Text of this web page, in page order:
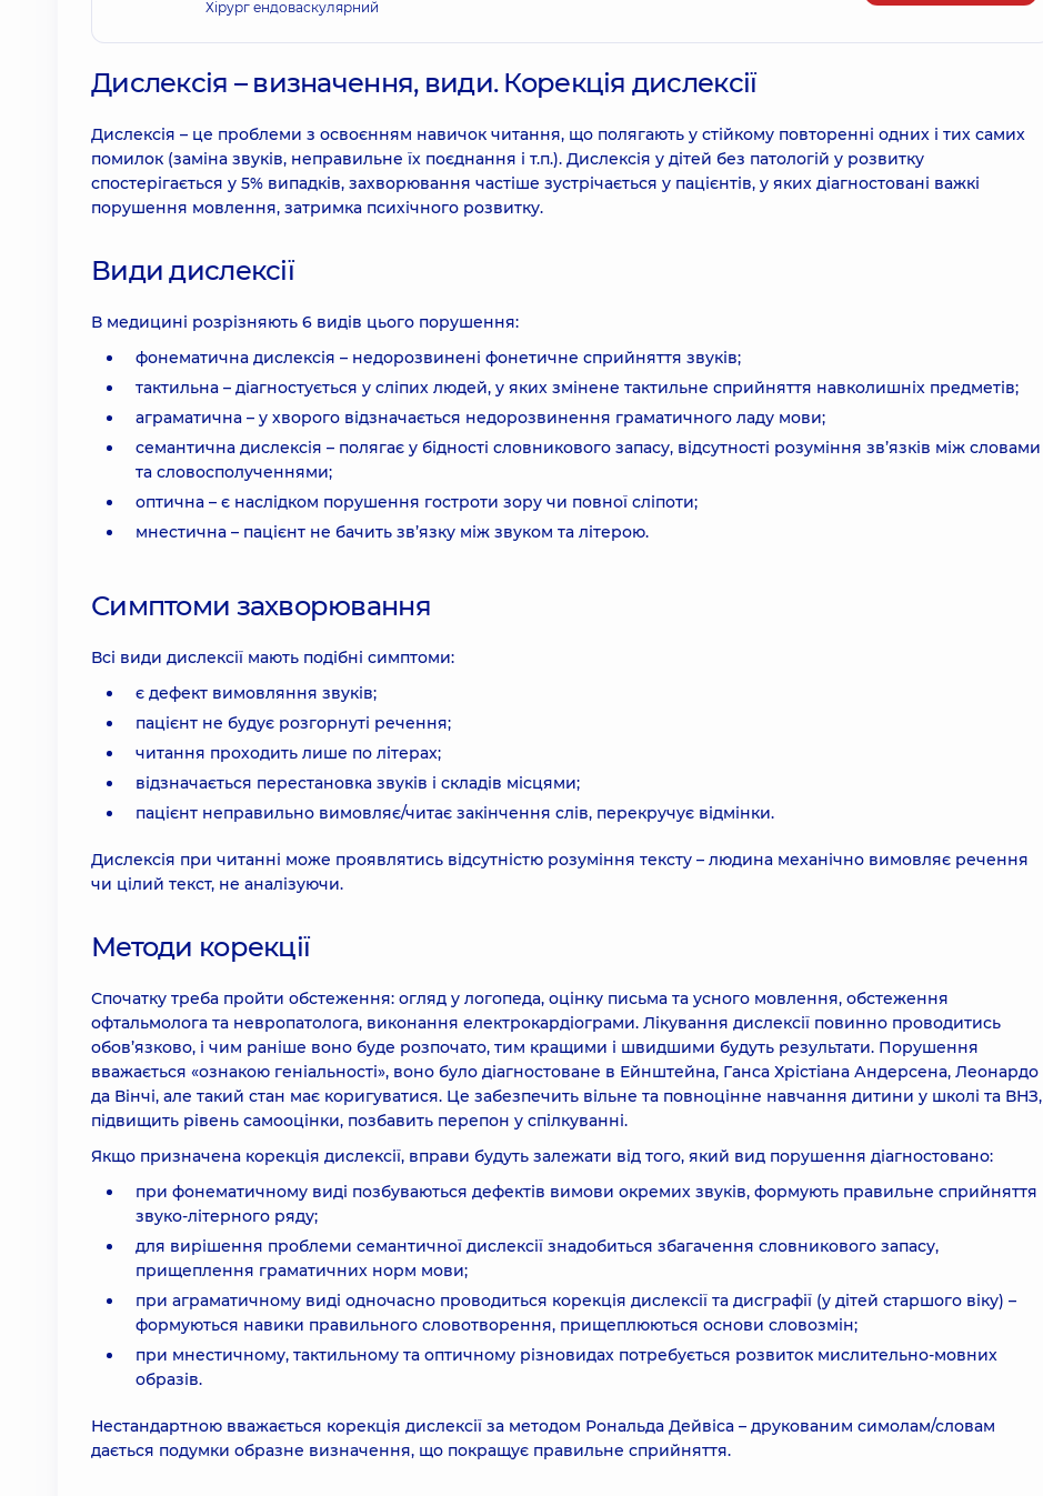
Хірург ендоваскулярний
Дислексія – визначення, види. Корекція дислексії
Дислексія – це проблеми з освоєнням навичок читання, що полягають у стійкому повторенні одних і тих самих
помилок (заміна звуків, неправильне їх поєднання і т.п.). Дислексія у дітей без патологій у розвитку
спостерігається у 5% випадків, захворювання частіше зустрічається у пацієнтів, у яких діагностовані важкі
порушення мовлення, затримка психічного розвитку.
Види дислексії
В медицині розрізняють 6 видів цього порушення:
фонематична дислексія – недорозвинені фонетичне сприйняття звуків;
тактильна – діагностується у сліпих людей, у яких змінене тактильне сприйняття навколишніх предметів;
аграматична – у хворого відзначається недорозвинення граматичного ладу мови;
семантична дислексія – полягає у бідності словникового запасу, відсутності розуміння зв’язків між словами
та словосполученнями;
оптична – є наслідком порушення гостроти зору чи повної сліпоти;
мнестична – пацієнт не бачить зв’язку між звуком та літерою.
Симптоми захворювання
Всі види дислексії мають подібні симптоми:
є дефект вимовляння звуків;
пацієнт не будує розгорнуті речення;
читання проходить лише по літерах;
відзначається перестановка звуків і складів місцями;
пацієнт неправильно вимовляє/читає закінчення слів, перекручує відмінки.
Дислексія при читанні може проявлятись відсутністю розуміння тексту – людина механічно вимовляє речення
чи цілий текст, не аналізуючи.
Методи корекції
Спочатку треба пройти обстеження: огляд у логопеда, оцінку письма та усного мовлення, обстеження
офтальмолога та невропатолога, виконання електрокардіограми. Лікування дислексії повинно проводитись
обов’язково, і чим раніше воно буде розпочато, тим кращими і швидшими будуть результати. Порушення
вважається «ознакою геніальності», воно було діагностоване в Ейнштейна, Ганса Хрістіана Андерсена, Леонардо
да Вінчі, але такий стан має коригуватися. Це забезпечить вільне та повноцінне навчання дитини у школі та ВНЗ,
підвищить рівень самооцінки, позбавить перепон у спілкуванні.
Якщо призначена корекція дислексії, вправи будуть залежати від того, який вид порушення діагностовано:
при фонематичному виді позбуваються дефектів вимови окремих звуків, формують правильне сприйняття
звуко-літерного ряду;
для вирішення проблеми семантичної дислексії знадобиться збагачення словникового запасу,
прищеплення граматичних норм мови;
при аграматичному виді одночасно проводиться корекція дислексії та дисграфії (у дітей старшого віку) –
формуються навики правильного словотворення, прищеплюються основи словозмін;
при мнестичному, тактильному та оптичному різновидах потребується розвиток мислительно-мовних
образів.
Нестандартною вважається корекція дислексії за методом Рональда Дейвіса – друкованим симолам/словам
дається подумки образне визначення, що покращує правильне сприйняття.